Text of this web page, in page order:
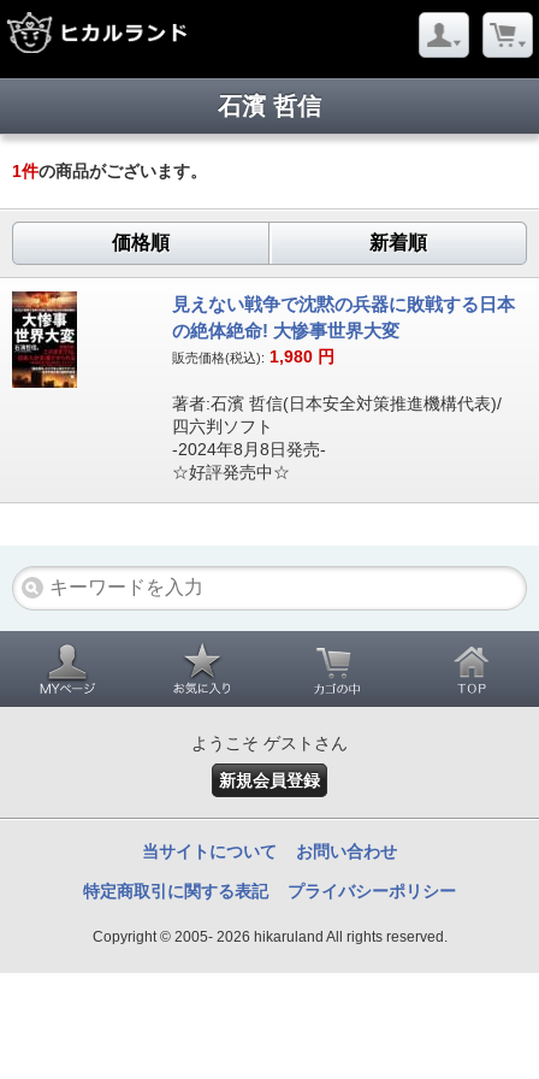
石濱 哲信
1件の商品がございます。
価格順 新着順
見えない戦争で沈黙の兵器に敗戦する日本
の絶体絶命! 大惨事世界大変
販売価格(税込): 1,980 円
著者:石濱 哲信(日本安全対策推進機構代表)/
四六判ソフト
-2024年8月8日発売-
☆好評発売中☆
ようこそ ゲストさん
新規会員登録
当サイトについて お問い合わせ
特定商取引に関する表記 プライバシーポリシー
Copyright © 2005- 2026 hikaruland All rights reserved.